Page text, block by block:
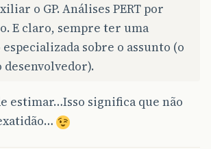
o GP. Análises PERT por
E claro, sempre ter uma
sobre o assunto (o
estimar…Isso significa que não